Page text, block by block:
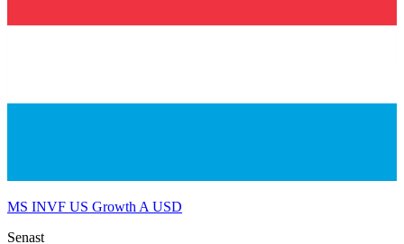
MS INVF US Growth A USD
Senast